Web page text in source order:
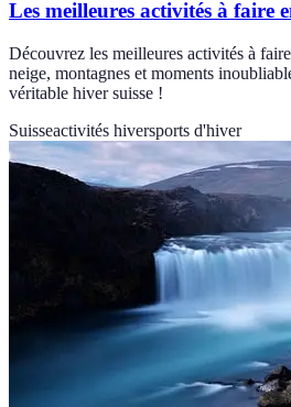
Les meilleures activités à faire
Découvrez les meilleures activités à
neige, montagnes et moments
véritable hiver suisse !
Suisseactivités hiversports d'hiver